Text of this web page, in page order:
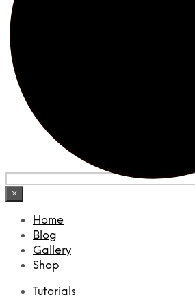
×
Home
Blog
Gallery
Shop
Tutorials